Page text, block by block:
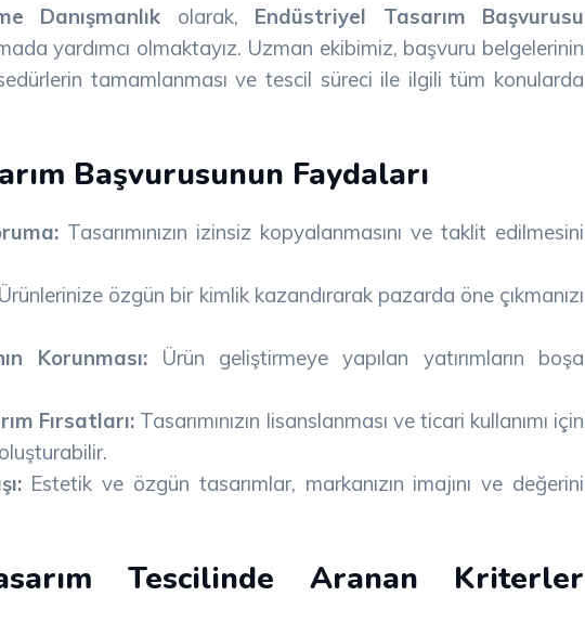
Danışmanlık olarak, Endüstriyel Tasarım Başvurusu
yardımcı olmaktayız. Uzman ekibimiz, başvuru belgelerinin
tamamlanması ve tescil süreci ile ilgili tüm konularda
Başvurusunun Faydaları
Tasarımınızın izinsiz kopyalanmasını ve taklit edilmesini
Ürünlerinize özgün bir kimlik kazandırarak pazarda öne çıkmanızı
Korunması:Ürün geliştirmeye yapılan yatırımların boşa
Fırsatları: Tasarımınızın lisanslanması ve ticari kullanımı için
Estetik ve özgün tasarımlar, markanızın imajını ve değerini
Tescilinde Aranan Kriterler